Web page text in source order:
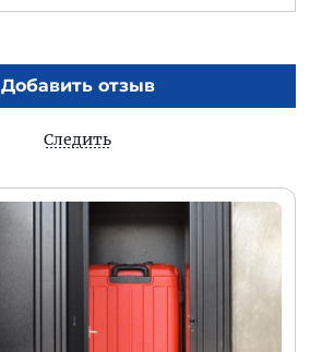
Добавить отзыв
Следить